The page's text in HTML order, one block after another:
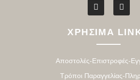
ΧΡΗΣΙΜΑ
Αποστολές-Επιστροφές-
Τρόποι Παραγγελίας-